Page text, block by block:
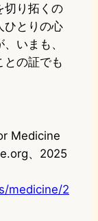
切り拓くの
ひとりの心
いまも、
との証でも
Medicine
、2025
medicine/2